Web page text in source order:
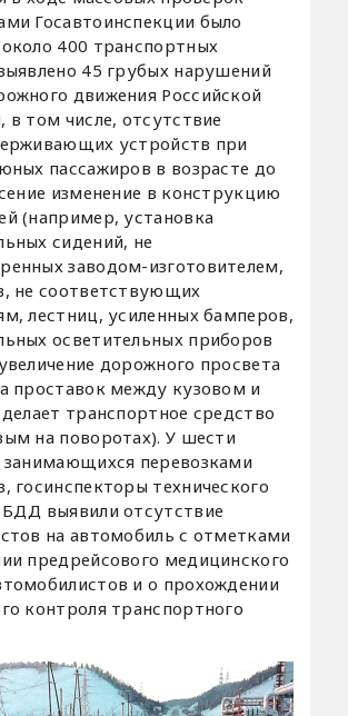
Госавтоинспекции было
400 транспортных
45 грубых нарушений
движения Российской
в том числе, отсутствие
устройств при
пассажиров в возрасте до
изменение в конструкцию
(например, установка
сидений, не
заводом-изготовителем,
не соответствующих
лестниц, усиленных бамперов,
осветительных приборов
дорожного просвета
проставок между кузовом и
транспортное средство
на поворотах). У шести
занимающихся перевозками
госинспекторы технического
выявили отсутствие
на автомобиль с отметками
предрейсового медицинского
и о прохождении
контроля транспортного